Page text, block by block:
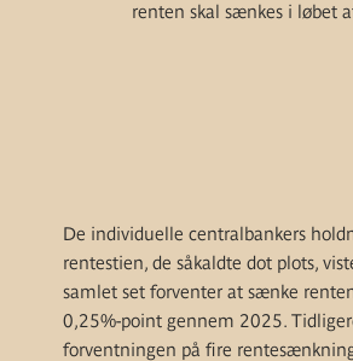
renten skal sænkes i løbet
De individuelle centralbankers
rentestien, de såkaldte dot plots,
samlet set forventer at sænke
0,25%-point gennem 2025.
forventningen på fire